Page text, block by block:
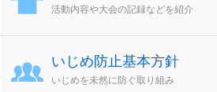
活動内容や大会の記録などを紹介
いじめ防止基本方針
いじめを未然に防ぐ取り組み